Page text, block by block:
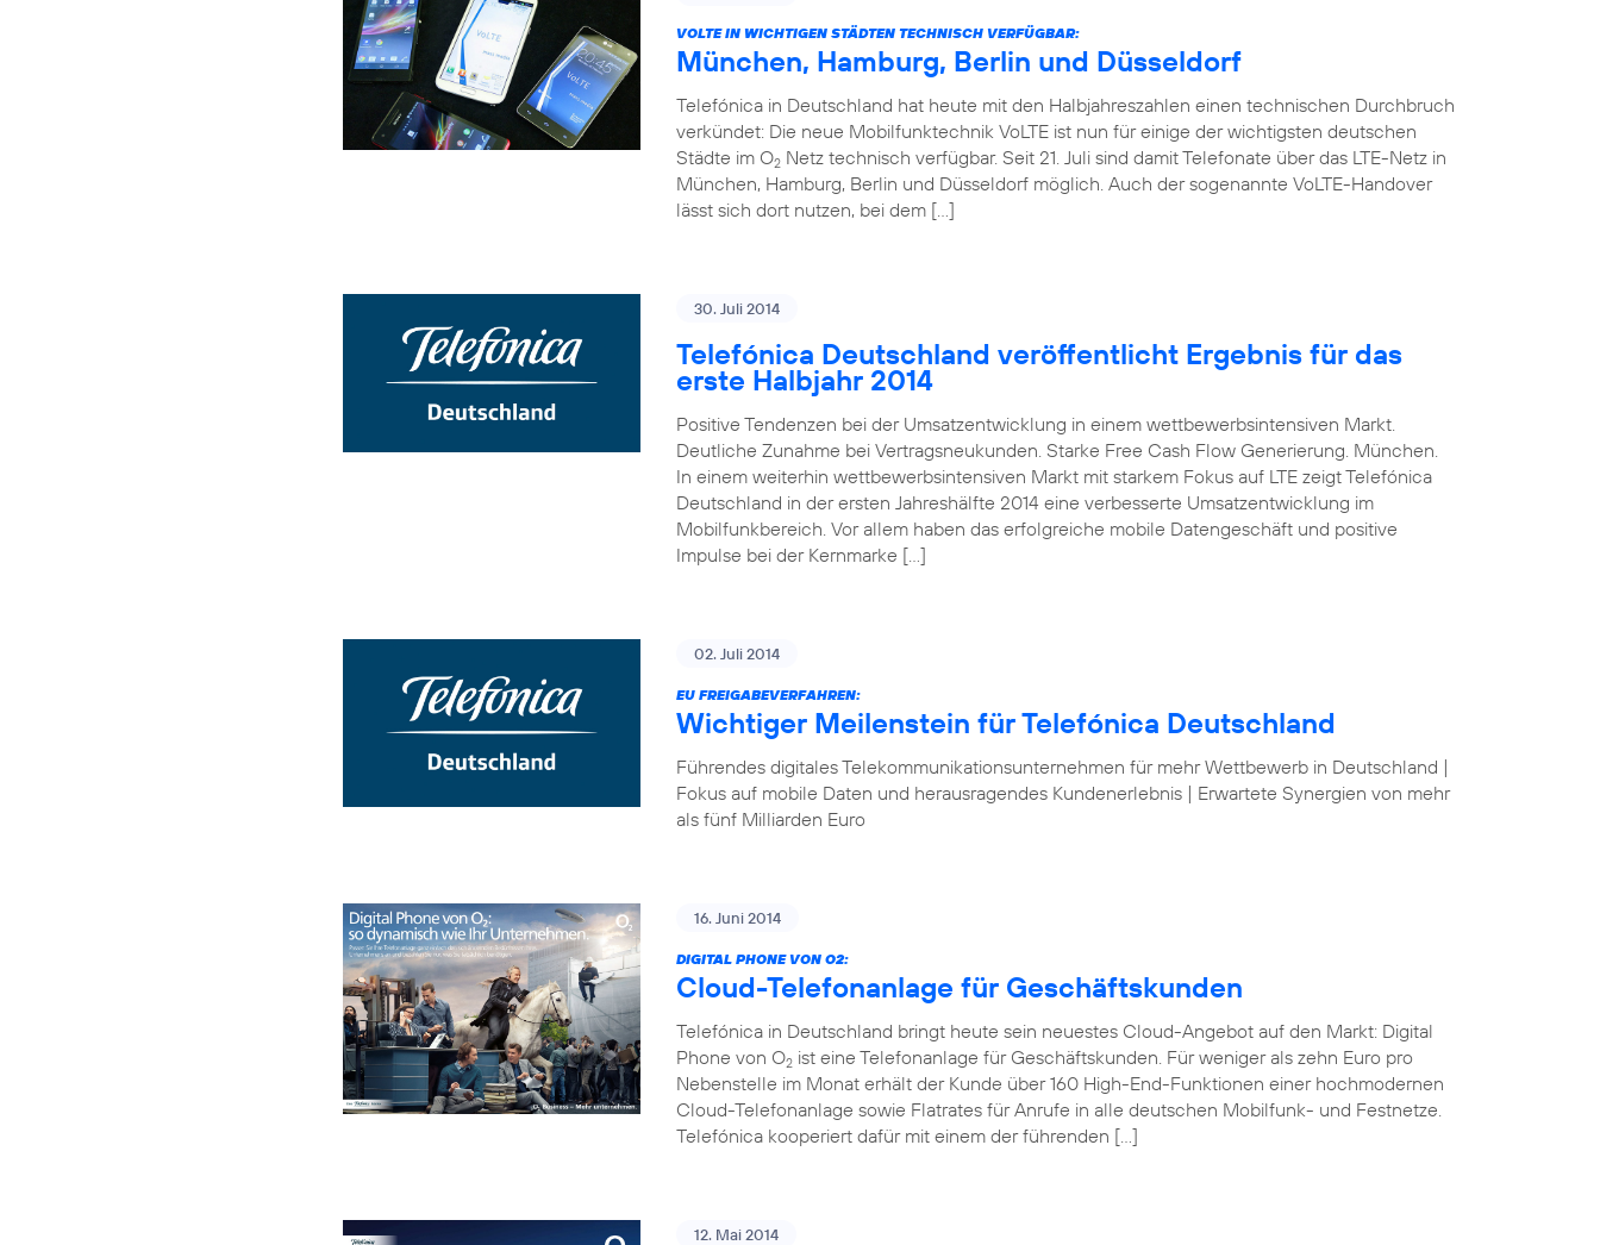
VOLTE IN WICHTIGEN STÄDTEN TECHNISCH VERFÜGBAR:
München, Hamburg, Berlin und Düsseldorf
Telefónica in Deutschland hat heute mit den Halbjahreszahlen einen technischen Durchbruch
verkündet: Die neue Mobilfunktechnik VoLTE ist nun für einige der wichtigsten deutschen
Städte im O2 Netz technisch verfügbar. Seit 21. Juli sind damit Telefonate über das LTE-Netz in
München, Hamburg, Berlin und Düsseldorf möglich. Auch der sogenannte VoLTE-Handover
lässt sich dort nutzen, bei dem […]
30. Juli 2014
Telefónica Deutschland veröffentlicht Ergebnis für das
erste Halbjahr 2014
Positive Tendenzen bei der Umsatzentwicklung in einem wettbewerbsintensiven Markt.
Deutliche Zunahme bei Vertragsneukunden. Starke Free Cash Flow Generierung. München.
In einem weiterhin wettbewerbsintensiven Markt mit starkem Fokus auf LTE zeigt Telefónica
Deutschland in der ersten Jahreshälfte 2014 eine verbesserte Umsatzentwicklung im
Mobilfunkbereich. Vor allem haben das erfolgreiche mobile Datengeschäft und positive
Impulse bei der Kernmarke […]
02. Juli 2014
EU FREIGABEVERFAHREN:
Wichtiger Meilenstein für Telefónica Deutschland
Führendes digitales Telekommunikationsunternehmen für mehr Wettbewerb in Deutschland |
Fokus auf mobile Daten und herausragendes Kundenerlebnis | Erwartete Synergien von mehr
als fünf Milliarden Euro
16. Juni 2014
DIGITAL PHONE VON O2:
Cloud-Telefonanlage für Geschäftskunden
Telefónica in Deutschland bringt heute sein neuestes Cloud-Angebot auf den Markt: Digital
Phone von O2 ist eine Telefonanlage für Geschäftskunden. Für weniger als zehn Euro pro
Nebenstelle im Monat erhält der Kunde über 160 High-End-Funktionen einer hochmodernen
Cloud-Telefonanlage sowie Flatrates für Anrufe in alle deutschen Mobilfunk- und Festnetze.
Telefónica kooperiert dafür mit einem der führenden […]
12. Mai 2014